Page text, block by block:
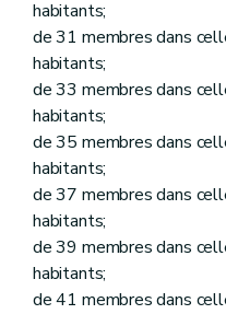
Chapitre II
Des
Art. 123
Art. 124
Art. 125
Art. 126
Art. 127
Art. 128
Art. 129
Art. 130
Art. 131
Art. 132
Chapitre III Des
Art. 133
Art. 133bis
habitants;
de 31 membres dans
habitants;
de 33 membres dans
habitants;
de 35 membres dans
habitants;
de 37 membres dans
habitants;
de 39 membres dans
habitants;
de 41 membres dans